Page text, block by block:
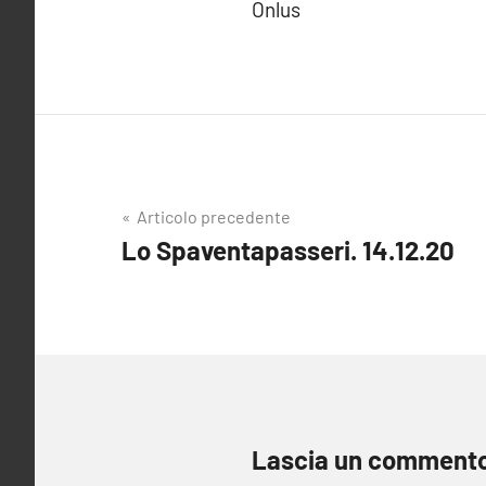
Onlus
Navigazione
articoli
Articolo precedente
Lo Spaventapasseri. 14.12.20
Lascia un